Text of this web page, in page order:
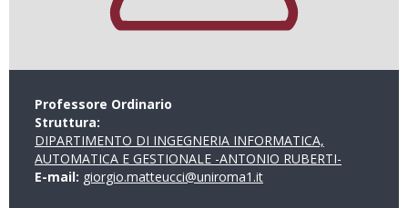
Professore Ordinario
Struttura:
DIPARTIMENTO DI INGEGNERIA INFORMATICA,
AUTOMATICA E GESTIONALE -ANTONIO RUBERTI-
E-mail: giorgio.matteucci@uniroma1.it